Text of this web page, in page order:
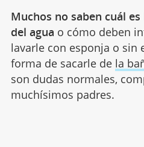
Muchos no saben cuál
del agua o cómo deben
lavarle con esponja o sin
forma de sacarle de la
son dudas normales,
muchísimos padres.